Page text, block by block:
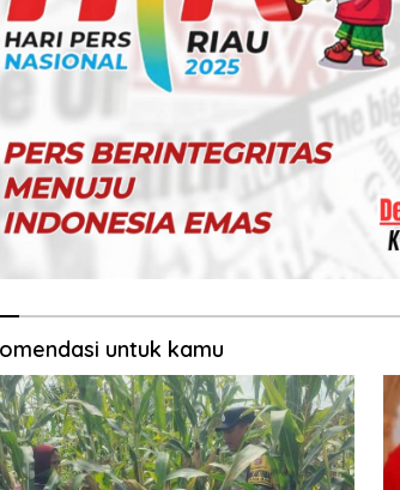
untuk kamu